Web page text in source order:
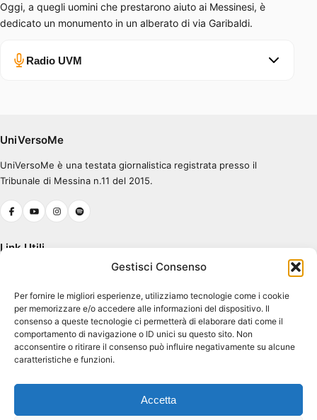
Gestisci Consenso
Per fornire le migliori esperienze, utilizziamo tecnologie come i cookie
per memorizzare e/o accedere alle informazioni del dispositivo. Il
consenso a queste tecnologie ci permetterà di elaborare dati come il
comportamento di navigazione o ID unici su questo sito. Non
acconsentire o ritirare il consenso può influire negativamente su alcune
caratteristiche e funzioni.
Accetta
Radio UVM
0:00
Oggi, a quegli uomini che prestarono aiuto ai Messinesi, è
dedicato un monumento in un alberato di via Garibaldi.
UniVersoMe
UniVersoMe è una testata giornalistica registrata presso il
Tribunale di Messina n.11 del 2015.
Link Utili
Cookie Policy (UE)
Terms & Conditions
Contatti
Piazza Pugliatti, 1